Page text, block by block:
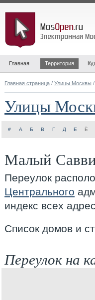
Главная Территория
Главная страница / Улицы Москвы /
Улицы
# А Б В Г Д Е Ё
Малый
Переулок
Центрального
индекс всех
Список домов и
Переулок на